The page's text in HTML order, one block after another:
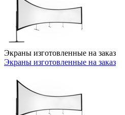
Экраны изготовленные на заказ
Экраны изготовленные на заказ